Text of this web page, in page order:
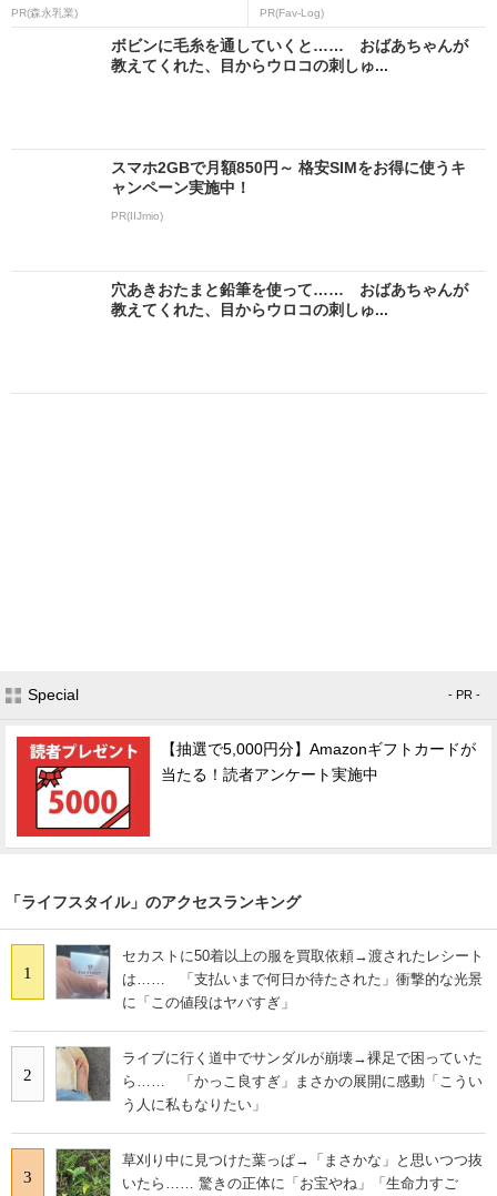
PR(森永乳業) PR(Fav-Log)
ボビンに毛糸を通していくと…… おばあちゃんが
教えてくれた、目からウロコの刺しゅ...
スマホ2GBで月額850円～ 格安SIMをお得に使うキ
ャンペーン実施中！
PR(IIJmio)
穴あきおたまと鉛筆を使って…… おばあちゃんが
教えてくれた、目からウロコの刺しゅ...
Special - PR -
【抽選で5,000円分】Amazonギフトカードが
当たる！読者アンケート実施中
「ライフスタイル」のアクセスランキング
1
セカストに50着以上の服を買取依頼→渡されたレシート
は…… 「支払いまで何日か待たされた」衝撃的な光景
に「この値段はヤバすぎ」
2
ライブに行く道中でサンダルが崩壊→裸足で困っていた
ら…… 「かっこ良すぎ」まさかの展開に感動「こうい
う人に私もなりたい」
3
草刈り中に見つけた葉っぱ→「まさかな」と思いつつ抜
いたら…… 驚きの正体に「お宝やね」「生命力すご